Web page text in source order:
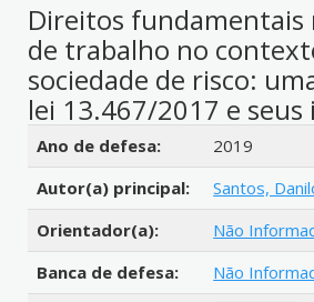
Direitos fundamentais
de trabalho no
sociedade de risco:
lei 13.467/2017 e
Detalhes bibliográficos
Ano de defesa:
2019
Autor(a) principal:
Santos,
Orientador(a):
Não
Banca de defesa:
Não